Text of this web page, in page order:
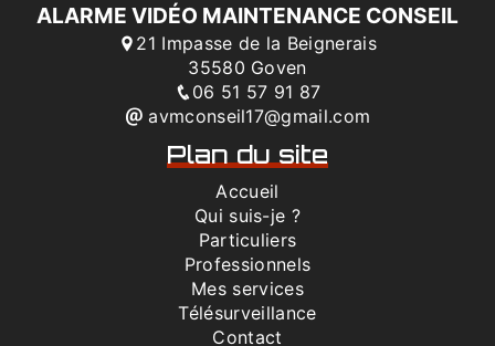
ALARME VIDÉO MAINTENANCE CONSEIL
21 Impasse de la Beignerais
35580 Goven
06 51 57 91 87
avmconseil17@gmail.com
Plan du site
Accueil
Qui suis-je ?
Particuliers
Professionnels
Mes services
Télésurveillance
Contact